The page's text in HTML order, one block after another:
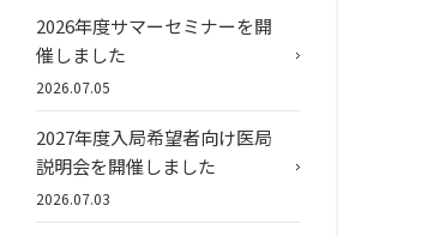
2026年度サマーセミナーを開
催しました
2026.07.05
2027年度入局希望者向け医局
説明会を開催しました
2026.07.03